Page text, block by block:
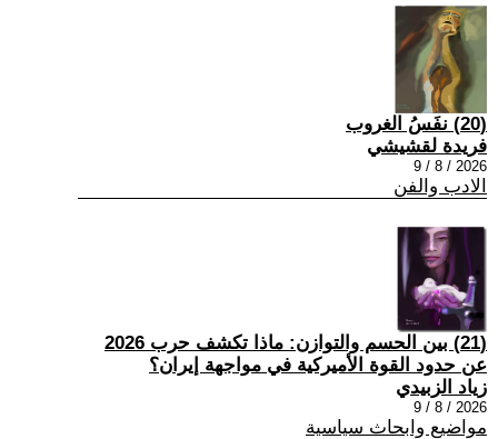
(20) نفَسُ الغروب
فريدة لقشيشي
2026 / 8 / 9
الادب والفن
(21) بين الحسم والتوازن: ماذا تكشف حرب 2026
عن حدود القوة الأميركية في مواجهة إيران؟
زياد الزبيدي
2026 / 8 / 9
مواضيع وابحاث سياسية